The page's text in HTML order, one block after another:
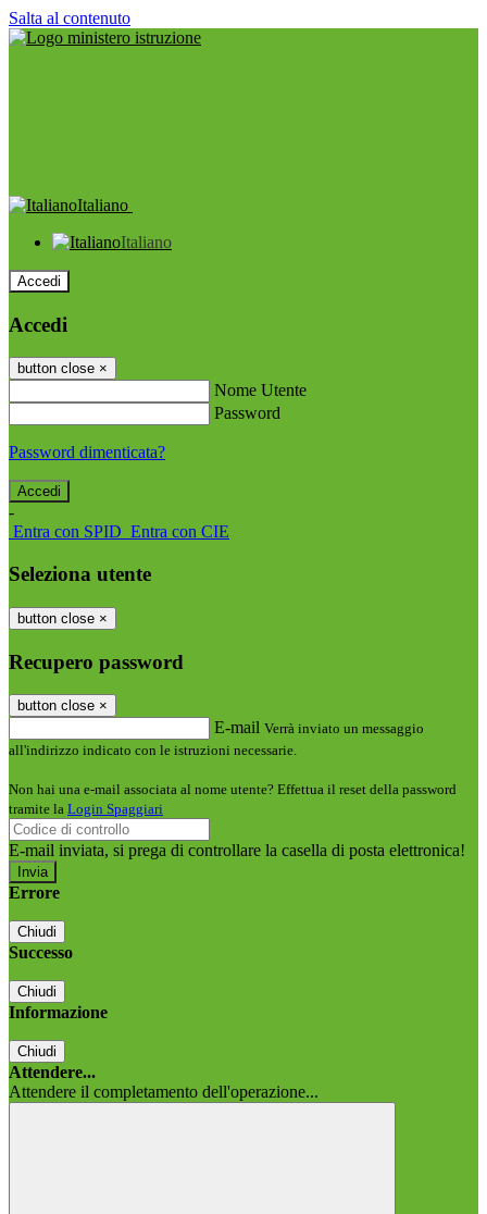
Salta al contenuto
Italiano
Italiano
Accedi
Accedi
button close ×
Nome Utente
Password
Password dimenticata?
-
Entra con SPID Entra con CIE
Seleziona utente
button close ×
Recupero password
button close ×
E-mail Verrà inviato un messaggio
all'indirizzo indicato con le istruzioni necessarie.
Non hai una e-mail associata al nome utente? Effettua il reset della password
tramite la Login Spaggiari
E-mail inviata, si prega di controllare la casella di posta elettronica!
Errore
Chiudi
Successo
Chiudi
Informazione
Chiudi
Attendere...
Attendere il completamento dell'operazione...